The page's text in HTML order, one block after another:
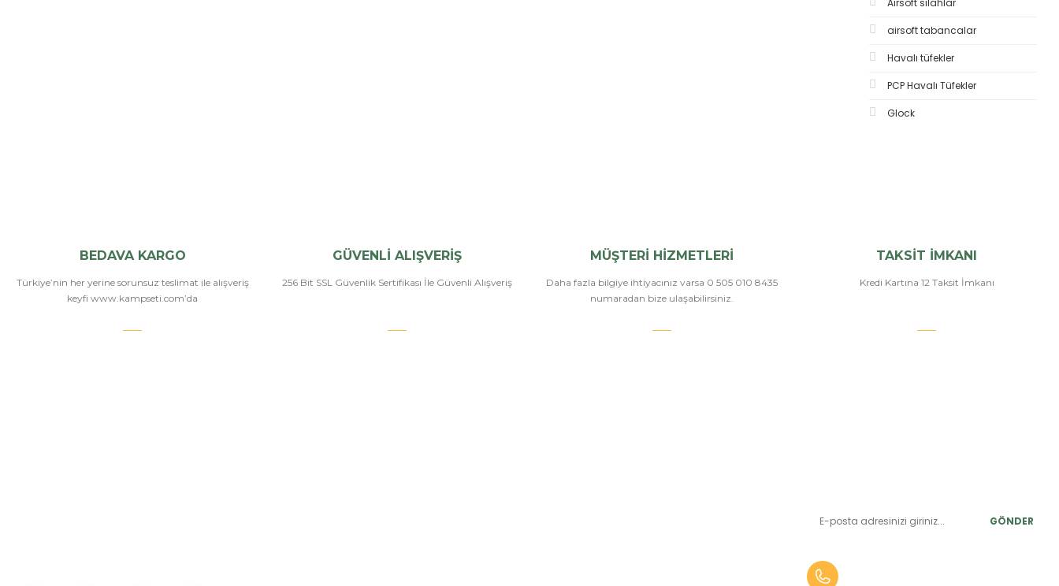
Airsoft silahlar
airsoft tabancalar
Havalı tüfekler
PCP Havalı Tüfekler
Glock
BEDAVA KARGO
Türkiye’nin her yerine sorunsuz teslimat ile alışveriş
keyfi www.kampseti.com’da
GÜVENLİ ALIŞVERİŞ
256 Bit SSL Güvenlik Sertifikası İle Güvenli Alışveriş
MÜŞTERİ HİZMETLERİ
Daha fazla bilgiye ihtiyacınız varsa 0 505 010 8435
numaradan bize ulaşabilirsiniz.
TAKSİT İMKANI
Kredi Kartına 12 Taksit İmkanı
GÖNDER